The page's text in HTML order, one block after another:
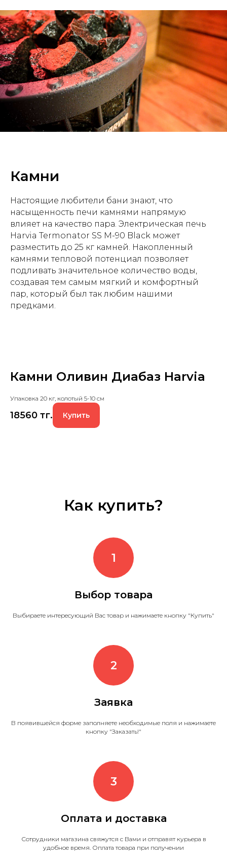
Камни
Настоящие любители бани знают, что
насыщенность печи камнями напрямую
влияет на качество пара. Электрическая печь
Harvia Termonator SS M-90 Black может
разместить до 25 кг камней. Накопленный
камнями тепловой потенциал позволяет
подливать значительное количество воды,
создавая тем самым мягкий и комфортный
пар, который был так любим нашими
предками.
Камни Оливин Диабаз Harvia
Упаковка 20 кг, колотый 5-10 см
18560 тг. Купить
Как купить?
Выбор товара
Выбираете интересующий Вас товар и нажимаете кнопку "Купить"
Заявка
В появившейся форме заполняете необходимые поля и нажимаете
кнопку "Заказать!"
Оплата и доставка
Сотрудники магазина свяжутся с Вами и отправят курьера в
удобное время. Оплата товара при получении